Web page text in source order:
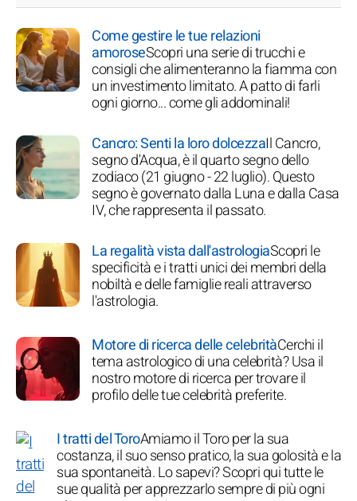
Come gestire le tue relazioni
amoroseScopri una serie di trucchi e
consigli che alimenteranno la fiamma con
un investimento limitato. A patto di farli
ogni giorno... come gli addominali!
Cancro: Senti la loro dolcezzaIl Cancro,
segno d'Acqua, è il quarto segno dello
zodiaco (21 giugno - 22 luglio). Questo
segno è governato dalla Luna e dalla Casa
IV, che rappresenta il passato.
La regalità vista dall'astrologiaScopri le
specificità e i tratti unici dei membri della
nobiltà e delle famiglie reali attraverso
l'astrologia.
Motore di ricerca delle celebritàCerchi il
tema astrologico di una celebrità? Usa il
nostro motore di ricerca per trovare il
profilo delle tue celebrità preferite.
I tratti del ToroAmiamo il Toro per la sua
costanza, il suo senso pratico, la sua golosità e la
sua spontaneità. Lo sapevi? Scopri qui tutte le
sue qualità per apprezzarlo sempre di più ogni